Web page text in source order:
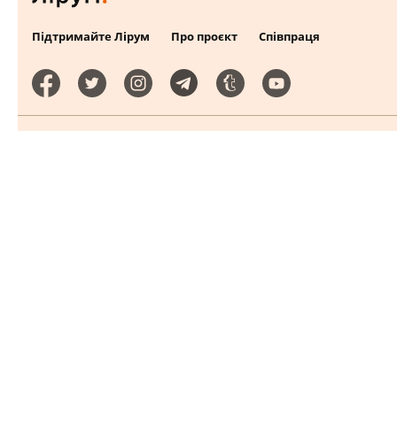
Підтримайте Лірум Про проєкт Співпраця